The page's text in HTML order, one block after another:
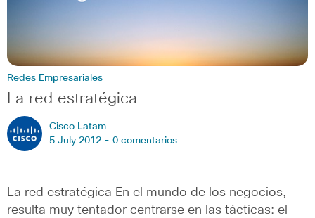
Redes Empresariales
La red estratégica
Cisco Latam
5 July 2012 - 0 comentarios
La red estratégica En el mundo de los negocios,
resulta muy tentador centrarse en las tácticas: el